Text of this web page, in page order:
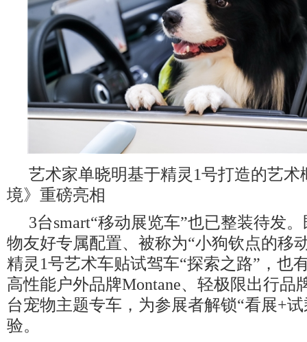
艺术家单晓明基于精灵1号打造的艺术
境》重磅亮相
3台smart“移动展览车”也已整装待发
物友好专属配置、被称为“小狗钦点的移
精灵1号艺术车贴试驾车“探索之路”，也
高性能户外品牌Montane、轻极限出行品
台宠物主题专车，为参展者解锁“看展+
验。